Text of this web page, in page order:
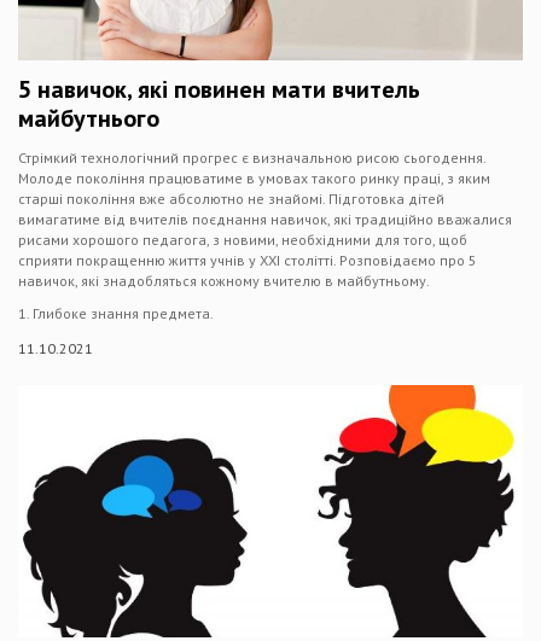
5 навичок, які повинен мати вчитель
майбутнього
Стрімкий технологічний прогрес є визначальною рисою сьогодення.
Молоде покоління працюватиме в умовах такого ринку праці, з яким
старші покоління вже абсолютно не знайомі. Підготовка дітей
вимагатиме від вчителів поєднання навичок, які традиційно вважалися
рисами хорошого педагога, з новими, необхідними для того, щоб
сприяти покращенню життя учнів у ХХІ столітті. Розповідаємо про 5
навичок, які знадобляться кожному вчителю в майбутньому.
1. Глибоке знання предмета.
11.10.2021